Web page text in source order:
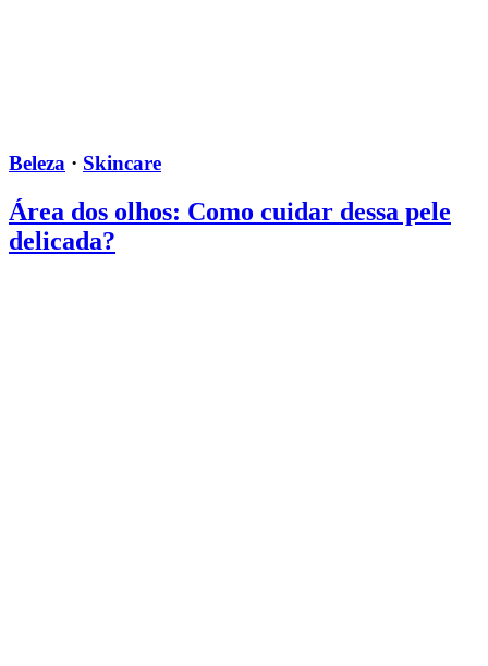
Beleza · Skincare
Área dos olhos: Como cuidar dessa pele
delicada?